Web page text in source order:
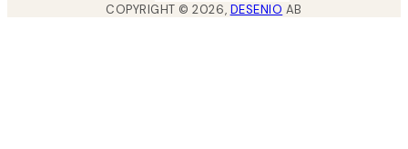
COPYRIGHT ©2026, DESENIO AB